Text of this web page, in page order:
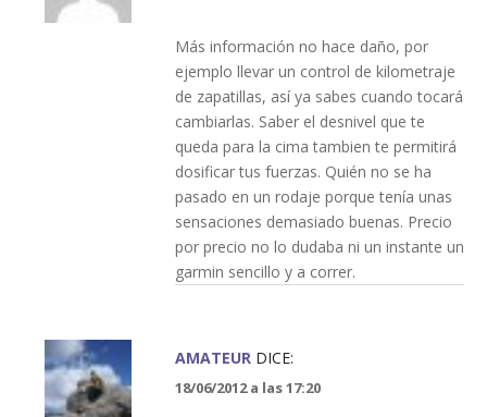
Más información no hace daño, por
ejemplo llevar un control de kilometraje
de zapatillas, así ya sabes cuando tocará
cambiarlas. Saber el desnivel que te
queda para la cima tambien te permitirá
dosificar tus fuerzas. Quién no se ha
pasado en un rodaje porque tenía unas
sensaciones demasiado buenas. Precio
por precio no lo dudaba ni un instante un
garmin sencillo y a correr.
AMATEUR DICE:
18/06/2012 a las 17:20